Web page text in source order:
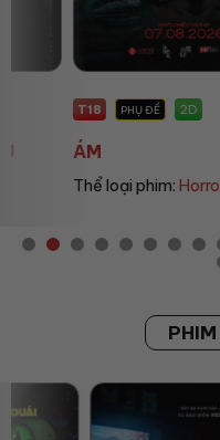
PHỤ ĐỀ 2D
Thể loại phim:Horror